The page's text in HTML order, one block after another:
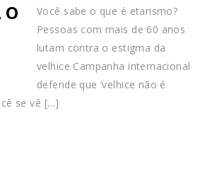
O
Você sabe o que é etarismo?
Pessoas com mais de 60 anos
lutam contra o estigma da
velhice Campanha internacional
defende que ‘velhice não é
se vê […]